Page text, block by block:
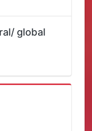
global